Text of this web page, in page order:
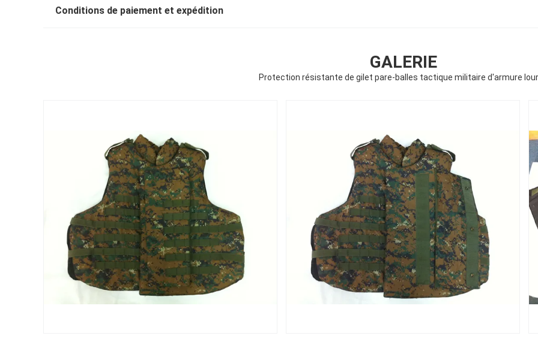
Conditions de paiement et expédition
GALERIE
Protection résistante de gilet pare-balles tactique militaire d'armure